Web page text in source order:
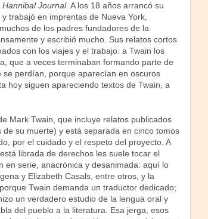
Hannibal Journal. A los 18 años arrancó su
trabajó en imprentas de Nueva York,
de los padres fundadores de la
y escribió mucho. Sus relatos cortos
con los viajes y el trabajo: a Twain los
que a veces terminaban formando parte de
perdían, porque aparecían en oscuros
hoy siguen apareciendo textos de Twain, a
Mark Twain, que incluye relatos publicados
su muerte) y está separada en cinco tomos
por el cuidado y el respeto del proyecto. A
librada de derechos les suele tocar el
en serie, anacrónica y desanimada: aquí lo
y Elizabeth Casals, entre otros, y la
Twain demanda un traductor dedicado;
un verdadero estudio de la lengua oral y
del pueblo a la literatura. Esa jerga, esos